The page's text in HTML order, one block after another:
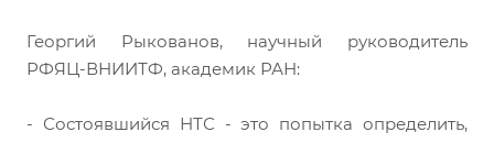
Георгий Рыкованов, научный руководитель
РФЯЦ-ВНИИТФ, академик РАН:
- Состоявшийся НТС - это попытка определить,